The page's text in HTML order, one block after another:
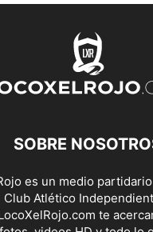
SOBRE
es un medio
Club Atlético
te